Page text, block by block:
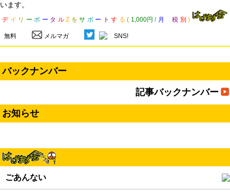
います。
デ イ リ ー ポ ー タ ル Z を サ ポ ー ト す る ( 1,000円 / 月 税 別 )
無料 メルマガ SNS!
バックナンバー
記事バックナンバー
お知らせ
ごあんない